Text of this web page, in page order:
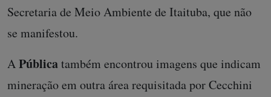
Secretaria de Meio Ambiente de Itaituba, que não
se manifestou.
APúblicatambém encontrou imagens que indicam
mineração em outra área requisitada por Cecchini